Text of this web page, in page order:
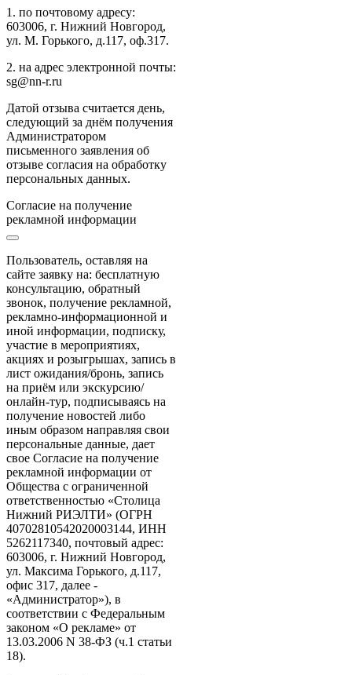
1. по почтовому адресу:
603006, г. Нижний Новгород,
ул. М. Горького, д.117, оф.317.
2. на адрес электронной почты:
sg@nn-r.ru
Датой отзыва считается день,
следующий за днём получения
Администратором
письменного заявления об
отзыве согласия на обработку
персональных данных.
Согласие на получение
рекламной информации
Пользователь, оставляя на
сайте заявку на: бесплатную
консультацию, обратный
звонок, получение рекламной,
рекламно-информационной и
иной информации, подписку,
участие в мероприятиях,
акциях и розыгрышах, запись в
лист ожидания/бронь, запись
на приём или экскурсию/
онлайн-тур, подписываясь на
получение новостей либо
иным образом направляя свои
персональные данные, дает
свое Согласие на получение
рекламной информации от
Общества с ограниченной
ответственностью «Столица
Нижний РИЭЛТИ» (ОГРН
40702810542020003144, ИНН
5262117340, почтовый адрес:
603006, г. Нижний Новгород,
ул. Максима Горького, д.117,
офис 317, далее -
«Администратор»), в
соответствии с Федеральным
законом «О рекламе» от
13.03.2006 N 38-ФЗ (ч.1 статьи
18).